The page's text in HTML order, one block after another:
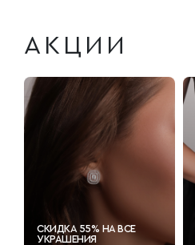
АКЦИИ
СКИДКА 55% НА ВСЕ
УКРАШЕНИЯ